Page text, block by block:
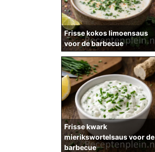
Frisse kokos limoensaus
voor de barbecue
Frisse kwark
mierikswortelsaus voor de
barbecue